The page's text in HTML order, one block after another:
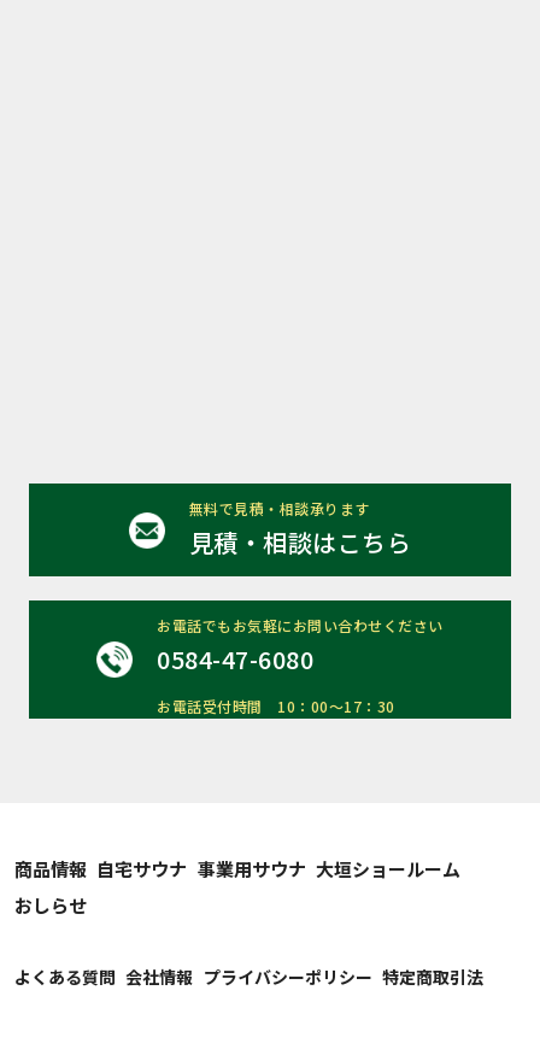
無料で見積・相談承ります
見積・相談はこちら
お電話でもお気軽にお問い合わせください
0584-47-6080
お電話受付時間 10：00～17：30
商品情報 自宅サウナ 事業用サウナ 大垣ショールーム
おしらせ
よくある質問 会社情報 プライバシーポリシー 特定商取引法